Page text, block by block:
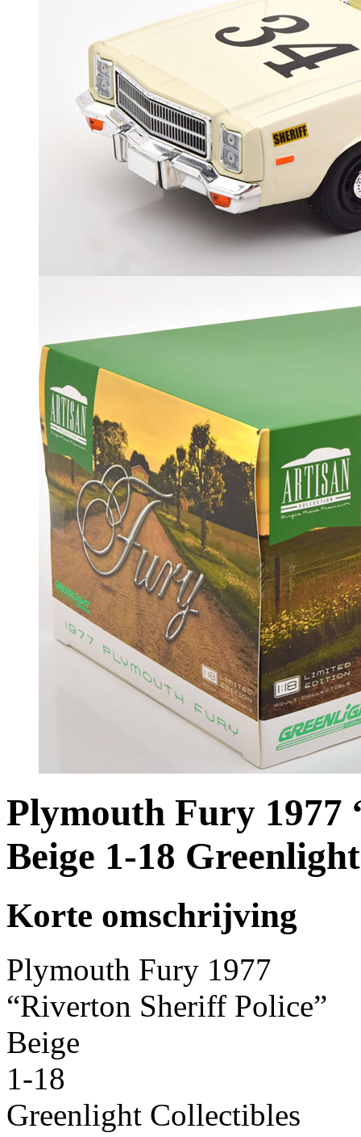
Plymouth Fury 1977
Beige 1-18
Korte omschrijving
Plymouth Fury 1977
“Riverton Sheriff Police”
Beige
1-18
Greenlight Collectibles